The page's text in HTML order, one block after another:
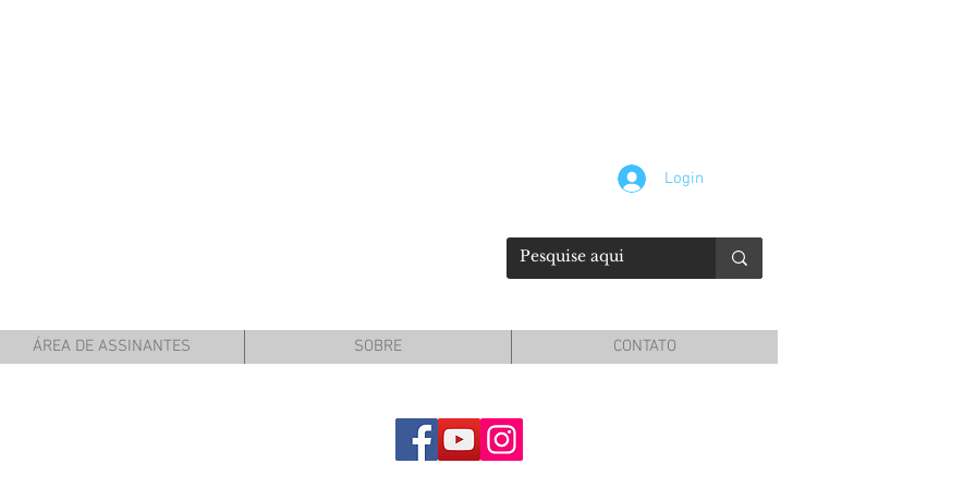
Login
ÁREA DE ASSINANTES SOBRE CONTATO